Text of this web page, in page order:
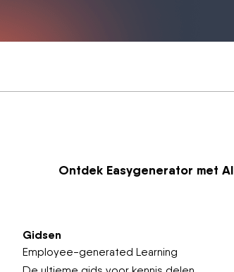
Ontdek Easygenerator met AI
Gidsen
Employee-generated Learning